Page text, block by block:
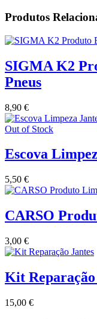
Produtos
SIGMA K2
Pneus
8,90 €
Out of Stock
Escova
5,50 €
CARSO
3,00 €
Kit Reparação
15,00 €